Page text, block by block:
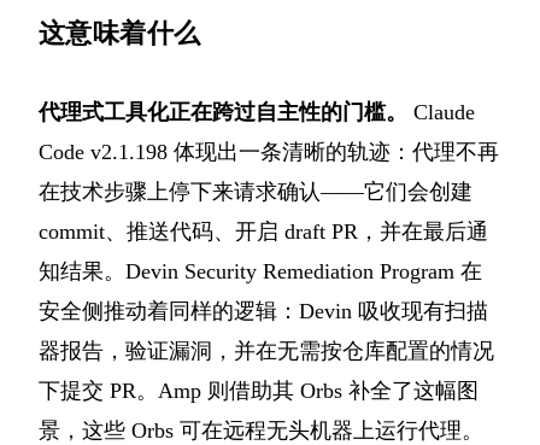
这意味着什么
代理式工具化正在跨过自主性的门槛。
Claude
Code v2.1.198 体现出一条清晰的轨迹：代理不再
在技术步骤上停下来请求确认——它们会创建
commit、推送代码、开启 draft PR，并在最后通
知结果。Devin Security Remediation Program 在
安全侧推动着同样的逻辑：Devin 吸收现有扫描
器报告，验证漏洞，并在无需按仓库配置的情况
下提交 PR。Amp 则借助其 Orbs 补全了这幅图
景，这些 Orbs 可在远程无头机器上运行代理。